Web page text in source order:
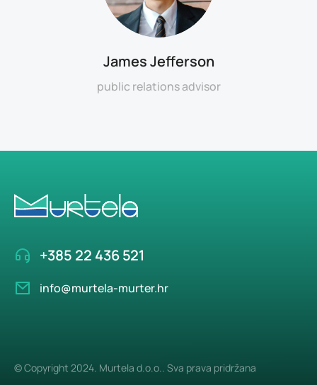
James Jefferson
public relations advisor
+385 22 436 521
info@murtela-murter.hr
© Copyright 2024. Murtela d.o.o.. Sva prava pridržana